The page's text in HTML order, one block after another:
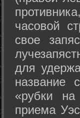
часовой
свое
для
название
«рубки
приема